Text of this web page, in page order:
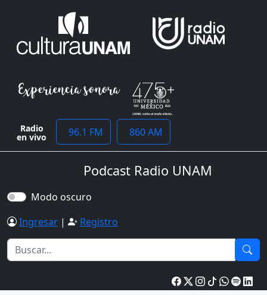
Radio
en vivo 96.1 FM 860 AM
Podcast Radio UNAM
Modo oscuro
Ingresar | Registro